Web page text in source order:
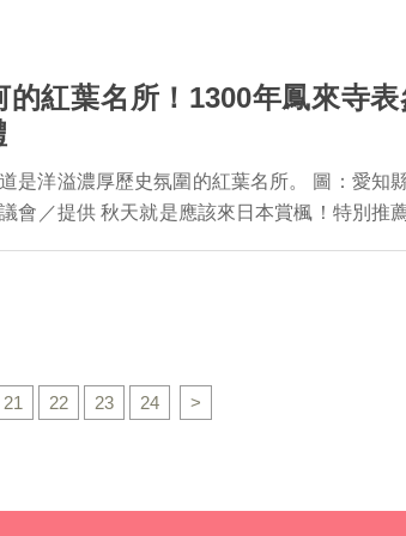
是農事作業的指標。由於櫻花樹的歷史悠久，
親近的櫻花樹，多年來也吸引極多賞花客前
feature/detail/16/
也舉辦打燈賞夜楓活動。在湖畔一邊悠閒散步
享受。另外，秋天的茶臼山高原祭典期間中，
三河地方以外，攜手靜岡和長野的美食活動
，使用直徑2公尺的超大鍋子紅燒在地的里
坡的時間和體力。週末假日僅能滑雪，平日也
置標示。 圖：愛知縣東三河廣域觀光協議會／
域觀光協議會／提供 豐川稻荷神社以身為
社」之一而聞名，正式名稱其實是叫做『圓福
寺院，供奉千手觀世音菩薩。集合織田信長、
，在江戶時代作為祈求生意興隆、闔家安全的
端詳，每一座狐狸石像的臉部表情都不一樣，
者。 ▲(左)期間限定的御朱印。(右)
的主神─千手観世音菩薩的御朱印。 ・御朱
的紅葉名所！1300年鳳來寺表
是洋溢濃厚歷史氛圍的紅葉名所。 圖：愛知
來日本賞楓！特別推薦坐
鳳來寺山腰的鳳來寺是1300
21 22 23 24 >